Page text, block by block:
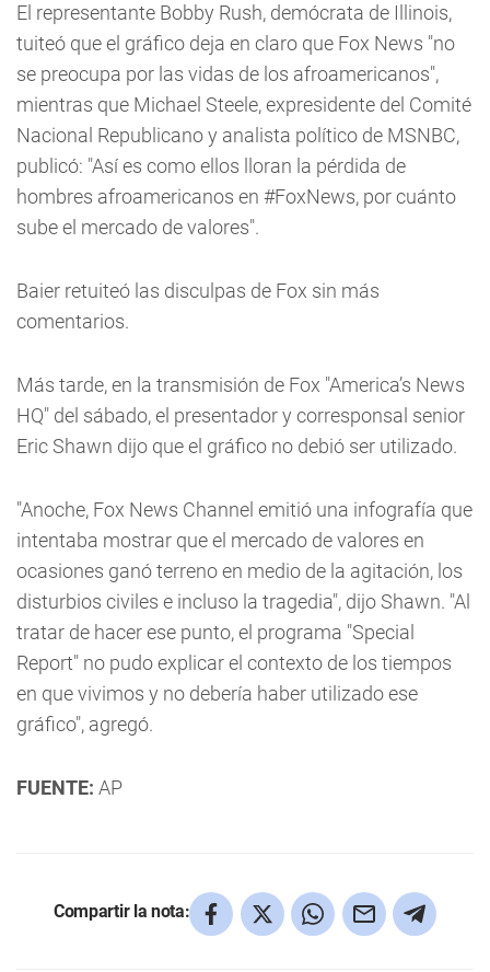
El representante Bobby Rush, demócrata de Illinois,
tuiteó que el gráfico deja en claro que Fox News "no
se preocupa por las vidas de los afroamericanos",
mientras que Michael Steele, expresidente del Comité
Nacional Republicano y analista político de MSNBC,
publicó: "Así es como ellos lloran la pérdida de
hombres afroamericanos en #FoxNews, por cuánto
sube el mercado de valores".
Baier retuiteó las disculpas de Fox sin más
comentarios.
Más tarde, en la transmisión de Fox "America’s News
HQ" del sábado, el presentador y corresponsal senior
Eric Shawn dijo que el gráfico no debió ser utilizado.
"Anoche, Fox News Channel emitió una infografía que
intentaba mostrar que el mercado de valores en
ocasiones ganó terreno en medio de la agitación, los
disturbios civiles e incluso la tragedia", dijo Shawn. "Al
tratar de hacer ese punto, el programa "Special
Report" no pudo explicar el contexto de los tiempos
en que vivimos y no debería haber utilizado ese
gráfico", agregó.
FUENTE: AP
Compartir la nota: